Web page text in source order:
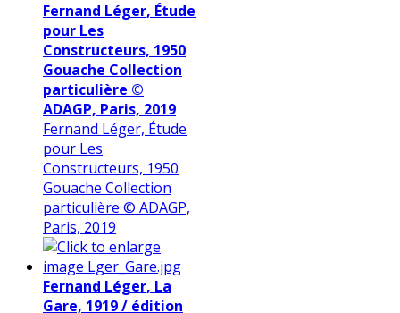
Fernand Léger, Étude
pour Les
Constructeurs, 1950
Gouache Collection
particulière ©
ADAGP, Paris, 2019
Fernand Léger, Étude
pour Les
Constructeurs, 1950
Gouache Collection
particulière © ADAGP,
Paris, 2019
Fernand Léger, La
Gare, 1919 / édition